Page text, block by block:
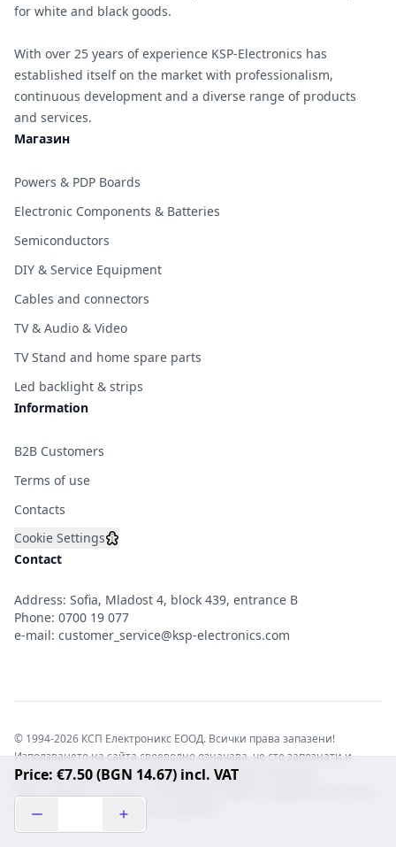
Price: €7.50 (BGN 14.67) incl. VAT
for white and black goods.
With over 25 years of experience KSP-Electronics has
established itself on the market with professionalism,
continuous development and a diverse range of products
and services.
Магазин
Powers & PDP Boards
Electronic Components & Batteries
Semiconductors
DIY & Service Equipment
Cables and connectors
TV & Audio & Video
TV Stand and home spare parts
Led backlight & strips
Information
B2B Customers
Terms of use
Contacts
Cookie Settings
Contact
Address: Sofia, Mladost 4, block 439, entrance B
Phone: 0700 19 077
e-mail: customer_service@ksp-electronics.com
© 1994-2026 КСП Електроникс ЕООД. Всички права запазени!
Използването на сайта своеволно означава, че сте запознати и
съгласни с правната информация обвързваща софтуера.
отговорност с цялата сила на закона!b